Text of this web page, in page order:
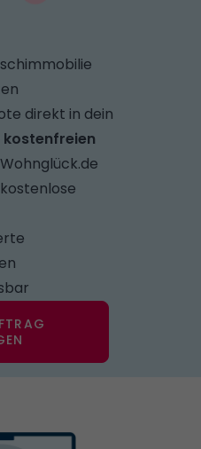
direkt in dein
kostenfreien